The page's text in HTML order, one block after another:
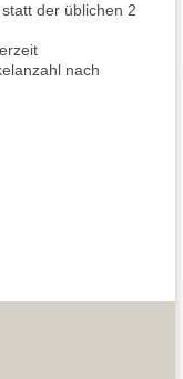
der üblichen 2
nach